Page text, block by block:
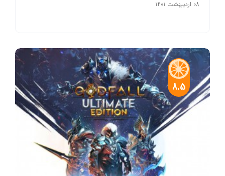
08 اردیبهشت 1401
8.5